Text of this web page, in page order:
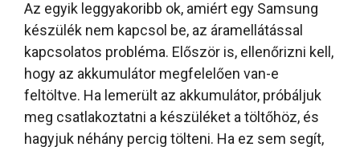
Az egyik leggyakoribb ok, amiért egy Samsung
készülék nem kapcsol be, az áramellátással
kapcsolatos probléma. Először is, ellenőrizni kell,
hogy az akkumulátor megfelelően van-e
feltöltve. Ha lemerült az akkumulátor, próbáljuk
meg csatlakoztatni a készüléket a töltőhöz, és
hagyjuk néhány percig tölteni. Ha ez sem segít,